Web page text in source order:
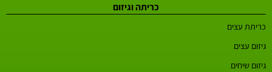
כריתה וגיזום
כריתת עצים
גיזום עצים
גיזום שיחים